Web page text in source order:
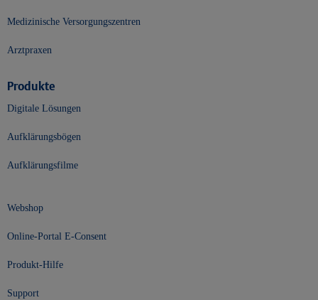
Medizinische Versorgungszentren
Arztpraxen
Produkte
Digitale Lösungen
Aufklärungsbögen
Aufklärungsfilme
Webshop
Online-Portal E-Consent
Produkt-Hilfe
Support